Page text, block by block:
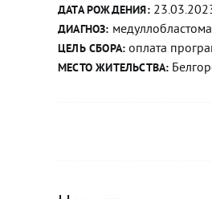
ДАТА РОЖДЕНИЯ:
ДИАГНОЗ: медуллобластома
ЦЕЛЬ СБОРА: оплата
МЕСТО ЖИТЕЛЬСТВА: